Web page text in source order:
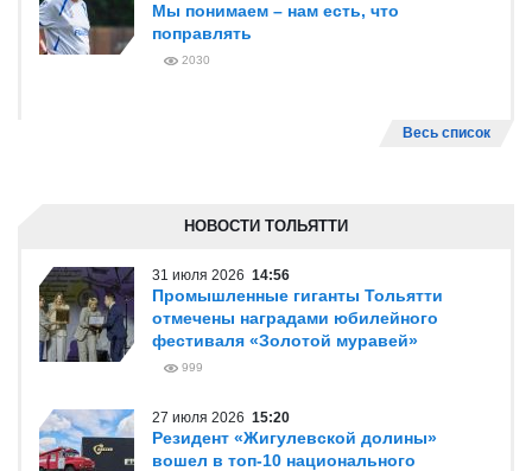
Мы понимаем – нам есть, что
поправлять
2030
Весь список
НОВОСТИ ТОЛЬЯТТИ
31 июля 2026 14:56
Промышленные гиганты Тольятти
отмечены наградами юбилейного
фестиваля «Золотой муравей»
999
27 июля 2026 15:20
Резидент «Жигулевской долины»
вошел в топ-10 национального